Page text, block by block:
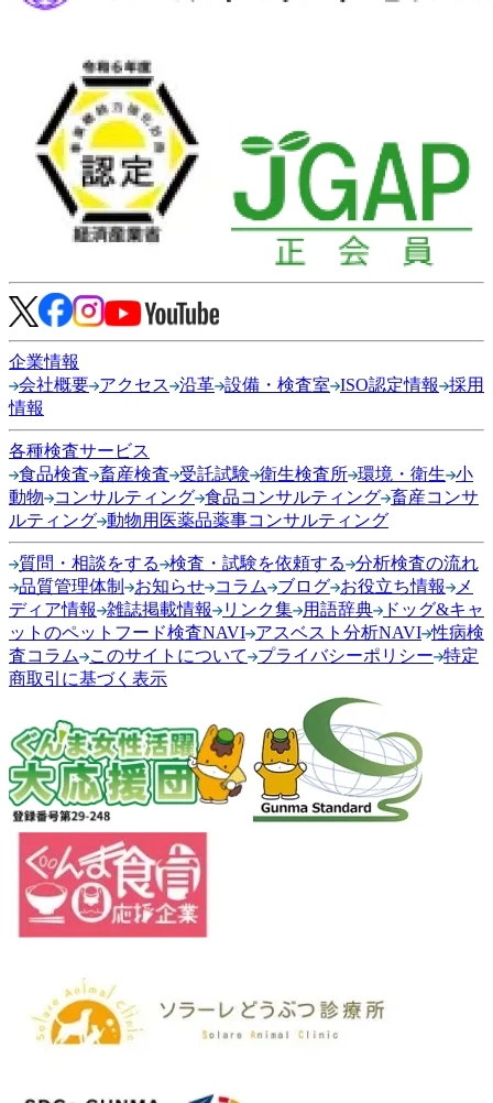
企業情報
会社概要 アクセス 沿革 設備・検査室 ISO認定情報
採用
情報
各種検査サービス
食品検査 畜産検査 受託試験 衛生検査所 環境・衛生 小
動物
コンサルティング 食品コンサルティング 畜産コンサ
ルティング 動物用医薬品薬事コンサルティング
質問・相談をする 検査・試験を依頼する
分析検査の流れ
品質管理体制
お知らせ コラム ブログ お役立ち情報
メ
ディア情報
雑誌掲載情報 リンク集 用語辞典
ドッグ&キャ
ットのペットフード検査NAVI アスベスト分析NAVI 性病検
査コラム
このサイトについて プライバシーポリシー 特定
商取引に基づく表示